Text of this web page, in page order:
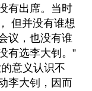
有出席。当时
但并没有谁想
议，也没有谁
有选李大钊。”
意义认识不
李大钊，因而